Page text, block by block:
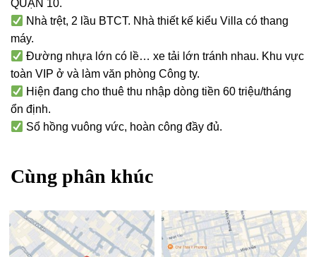
QUẬN 10.
Nhà trệt, 2 lầu BTCT. Nhà thiết kế kiểu Villa có thang
máy.
Đường nhựa lớn có lề… xe tải lớn tránh nhau. Khu vực
toàn VIP ở và làm văn phòng Công ty.
Hiện đang cho thuê thu nhập dòng tiền 60 triệu/tháng
ổn định.
Sổ hồng vuông vức, hoàn công đầy đủ.
Cùng phân khúc